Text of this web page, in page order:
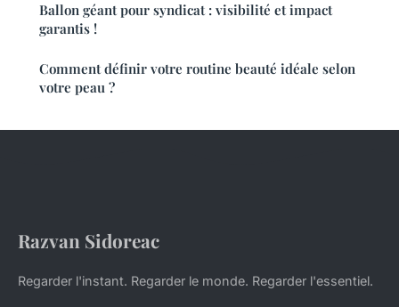
Ballon géant pour syndicat : visibilité et impact
garantis !
Comment définir votre routine beauté idéale selon
votre peau ?
Razvan Sidoreac
Regarder l'instant. Regarder le monde. Regarder l'essentiel.